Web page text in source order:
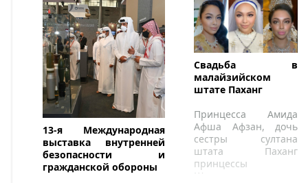
13-я Международная
выставка внутренней
безопасности и
гражданской обороны
Свадьба в
малайзийском
штате Паханг
Принцесса Амида
Афша Афзан, дочь
сестры султана
штата Паханг
принцессы
Шахариах и ее